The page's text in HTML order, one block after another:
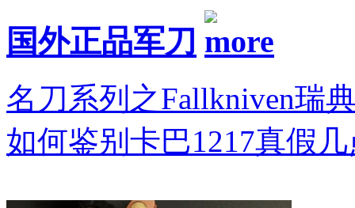
国外正品军刀
名刀系列之Fallkniven瑞
如何鉴别卡巴1217真假